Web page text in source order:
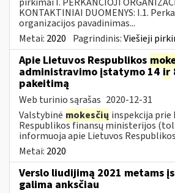
KONTAKTINIAI DUOMENYS: I.1.
organizacijos pavadinimas...
Metai: 2020 Pagrindinis:Viešieji
Apie Lietuvos Respublikos
administravimo įstatymo 14ir
pakeitimą
Web turinio sąrašas 2020-12-31
Valstybinė mokesčių inspekcija prie
Respublikos finansų ministerijos
informuoja apie Lietuvos Respublikos
Metai: 2020
Verslo liudijimą 2021 metams
galima anksčiau